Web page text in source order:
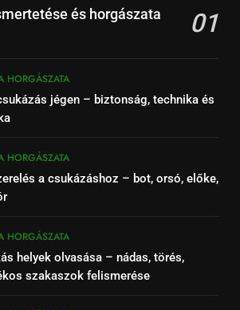
és horgászata 01
HORGÁSZATA
jégen – biztonság, technika és
HORGÁSZATA
a csukázáshoz – bot, orsó, előke,
HORGÁSZATA
helyek olvasása – nádas, törés,
szakaszok felismerése